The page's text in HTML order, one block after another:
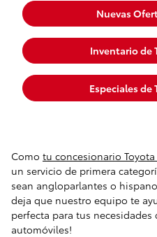
Nuevas
Inventario de
Especiales de
Como tu concesionario
un servicio de primera
sean angloparlantes o
deja que nuestro equipo te
perfecta para tus
automóviles!